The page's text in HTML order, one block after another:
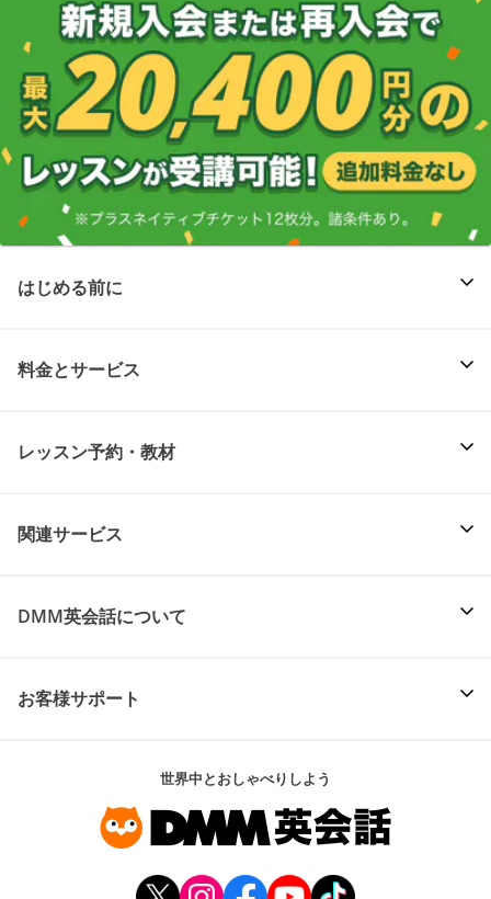
はじめる前に
料金とサービス
レッスン予約・教材
関連サービス
DMM英会話について
お客様サポート
世界中とおしゃべりしよう